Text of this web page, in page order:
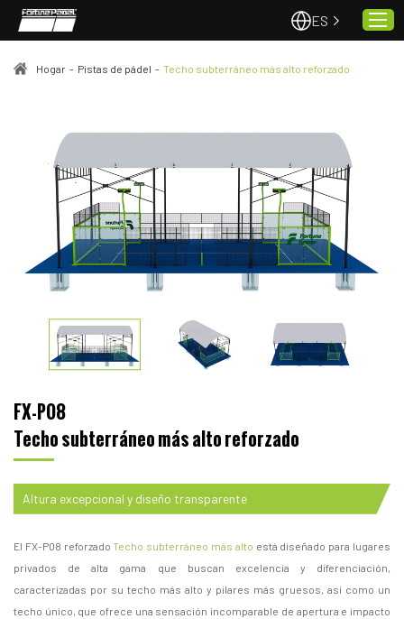
Proyectos
Calidad y servicio
Sobre nosotros
Noticias
Contacto
ES
Hogar - Pistas de pádel - Techo subterráneo más alto reforzado
FX-P08
Techo subterráneo más alto reforzado
Altura excepcional y diseño transparente
El FX-P08 reforzadoTecho subterráneo más alto está diseñado para lugares
privados de alta gama que buscan excelencia y diferenciación,
caracterizadas por su techo más alto y pilares más gruesos, así como un
techo único, que ofrece una sensación incomparable de apertura e impacto